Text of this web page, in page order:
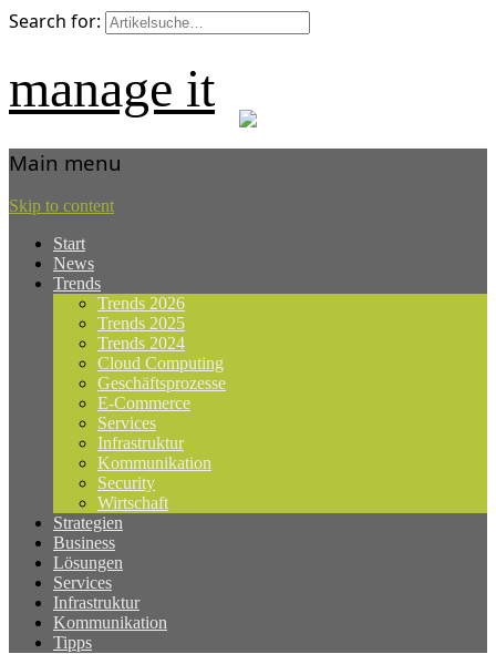
Search for:
manage it
Main menu
Skip to content
Start
News
Trends
Trends 2026
Trends 2025
Trends 2024
Cloud Computing
Geschäftsprozesse
E-Commerce
Services
Infrastruktur
Kommunikation
Security
Wirtschaft
Strategien
Business
Lösungen
Services
Infrastruktur
Kommunikation
Tipps